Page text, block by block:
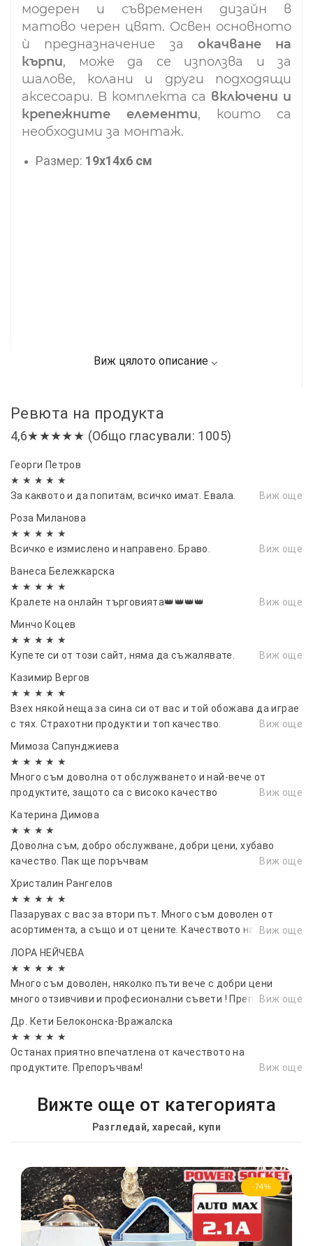
модерен и съвременен дизайн в
матово черен цвят. Освен основното
ѝ предназначение за окачване на
кърпи, може да се използва и за
шалове, колани и други подходящи
аксесоари. В комплекта са включени и
крепежните елементи, които са
необходими за монтаж.
Размер: 19х14х6 см
Ревюта на продукта
4,6★★★★★ (Общо гласували: 1005)
Георги Петров
★ ★ ★ ★ ★
За каквото и да попитам, всичко имат. Евала.
Виж още
Роза Миланова
★ ★ ★ ★ ★
Всичко е измислено и направено. Браво.
Виж още
Ванеса Бележкарска
★ ★ ★ ★ ★
Кралете на онлайн търговията👑👑👑👑
Виж още
Минчо Коцев
★ ★ ★ ★ ★
Купете си от този сайт, няма да съжалявате.
Виж още
Казимир Вергов
★ ★ ★ ★ ★
Взех някой неща за сина си от вас и той обожава да играе
с тях. Страхотни продукти и топ качество.
Виж още
Мимоза Сапунджиева
★ ★ ★ ★ ★
Много съм доволна от обслужването и най-вече от
продуктите, защото са с високо качество
Виж още
Катерина Димова
★ ★ ★ ★
Доволна съм, добро обслужване, добри цени, хубаво
качество. Пак ще поръчвам
Виж още
Христалин Рангелов
★ ★ ★ ★ ★
Пазарувах с вас за втори път. Много съм доволен от
асортимента, а също и от цените. Качеството на
продуктите е много добро
Виж още
ЛОРА НЕЙЧЕВА
★ ★ ★ ★ ★
Много съм доволен, няколко пъти вече с добри цени
много отзивчиви и професионални съвети ! Препоръчвам !
Виж още
Др. Кети Белоконска-Вражалска
★ ★ ★ ★ ★
Останах приятно впечатлена от качеството на
продуктите. Препоръчвам!
Виж още
Вижте още от категорията
Разгледай, харесай, купи
-74%